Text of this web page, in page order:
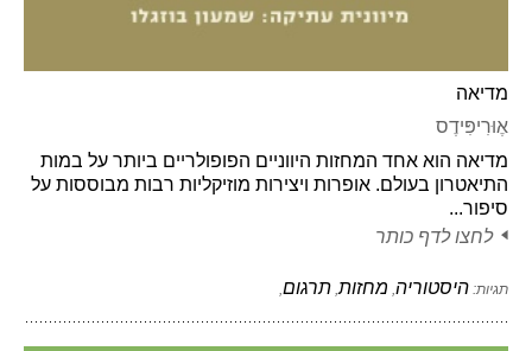
מדיאה
אֶוּרִיפִּידֶס
מדיאה הוא אחד המחזות היווניים הפופולריים ביותר על במות
התיאטרון בעולם. אופרות ויצירות מוזיקליות רבות מבוססות על
סיפור...
לחצו לדף כותר
תגיות: היסטוריה מחזות תרגום